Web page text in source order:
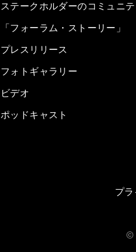
ステークホルダーのコミュニテ
「フォーラム・ストーリー」
プレスリリース
フォトギャラリー
ビデオ
ポッドキャスト
プ
©